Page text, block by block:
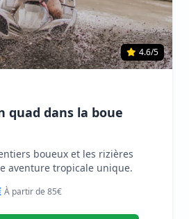
4.6/5
quad dans la boue
boueux et les rizières
aventure tropicale unique.
À partir de 85€